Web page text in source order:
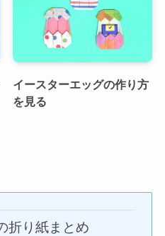
イースターエッグの作り方
を見る
折り紙まとめ